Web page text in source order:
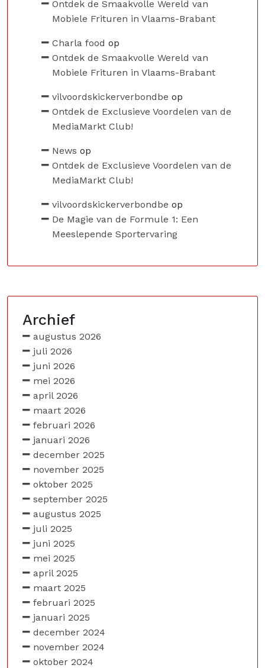
Ontdek de Smaakvolle Wereld van
Mobiele Frituren in Vlaams-Brabant
Charla food op
Ontdek de Smaakvolle Wereld van
Mobiele Frituren in Vlaams-Brabant
vilvoordskickerverbondbe op
Ontdek de Exclusieve Voordelen van de
MediaMarkt Club!
News op
Ontdek de Exclusieve Voordelen van de
MediaMarkt Club!
vilvoordskickerverbondbe op
De Magie van de Formule 1: Een
Meeslepende Sportervaring
Archief
augustus 2026
juli 2026
juni 2026
mei 2026
april 2026
maart 2026
februari 2026
januari 2026
december 2025
november 2025
oktober 2025
september 2025
augustus 2025
juli 2025
juni 2025
mei 2025
april 2025
maart 2025
februari 2025
januari 2025
december 2024
november 2024
oktober 2024